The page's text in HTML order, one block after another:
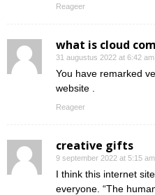
Reageer
what is cloud
31 augustus 2022 at 6:42 am
You have remarked
website .
Reageer
creative gifts
9 september 2022 at 5:15 am
I think this internet
everyone. “The